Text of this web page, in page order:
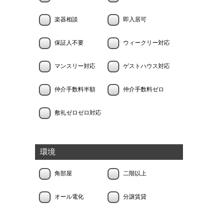
楽器相談 即入居可
保証人不要 ウィークリー対応
マンスリー対応 ゲストハウス対応
仲介手数料半額 仲介手数料ゼロ
敷礼ゼロゼロ対応
環境
角部屋 二階以上
オール電化 分譲賃貸